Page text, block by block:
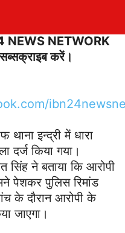
NEWS NETWORK
करें।
थाना इन्द्री में धारा
दर्ज किया गया।
सिंह ने बताया कि आरोपी
पेशकर पुलिस रिमांड
के दौरान आरोपी के
जाएगा।